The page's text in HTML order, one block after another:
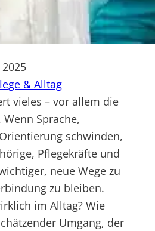
& Alltag
vieles – vor allem die
Sprache,
schwinden,
Pflegekräfte und
neue Wege zu
zu bleiben.
im Alltag? Wie
Umgang, der